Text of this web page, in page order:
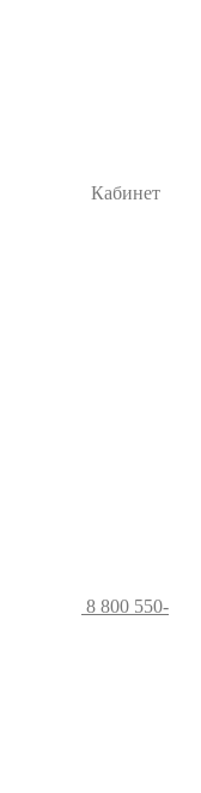
Кабинет
8 800 550-